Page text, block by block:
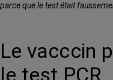
parce que le test était
Le vacccin
le test PCR